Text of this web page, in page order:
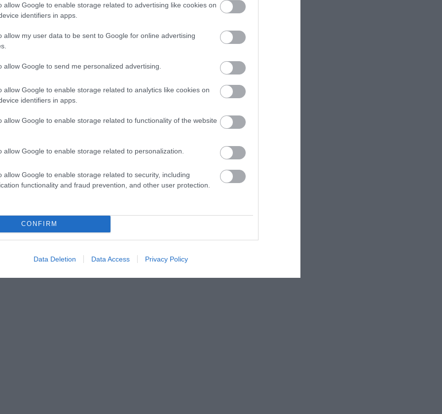
allow Google to enable storage related to advertising like cookies on
identifiers in apps.
allow my user data to be sent to Google for online advertising
allow Google to send me personalized advertising.
allow Google to enable storage related to analytics like cookies on
identifiers in apps.
allow Google to enable storage related to functionality of the website
allow Google to enable storage related to personalization.
allow Google to enable storage related to security, including
functionality and fraud prevention, and other user protection.
CONFIRM
Data Deletion Data Access Privacy Policy
komentētāju kļūdas?
gada līgumu ar Latvijas izlasi un atklāj, kāpēc tas